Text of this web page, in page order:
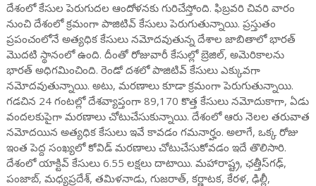
దేశంలో కేసుల పెరుగుదల ఆందోళనకు గురిచేస్తోంది. ఫిబ్రవరి చివరి వారం
నుంచి దేశంలో క్రమంగా పాజిటివ్ కేసులు పెరుగుతున్నాయి. ప్రస్తుతం
ప్రపంచంలోనే అత్యధిక కేసులు నమోదవుతున్న దేశాల జాబితాలో భారత్
మొదటి స్థానంలో ఉంది. దీంతో రోజువారీ కేసుల్లో బ్రెజిల్, అమెరికాలను
భారత్ అధిగమించింది. రెండో దశలో పాజిటివ్ కేసులు ఎక్కువగా
నమోదవుతున్నాయి. అటు, మరణాలు కూడా క్రమంగా పెరుగుతున్నాయి.
గడచిన 24 గంటల్లో దేశవ్యాప్తంగా 89,170 కొత్త కేసులు నమోదుకాగా, ఏడు
వందలకుపైగా మరణాలు చోటుచేసుకున్నాయి. దేశంలో ఆరు నెలల తరువాత
నమోదయిన అత్యధిక కేసులు ఇవే కావడం గమనార్హం. అలాగే, ఒక్క రోజు
ఇంత పెద్ద సంఖ్యలో కోవిడ్ మరణాలు చోటుచేసుకోవడం ఇదే తొలిసారి.
దేశంలో యాక్టివ్ కేసులు 6.55 లక్షలు దాటాయి. మహారాష్ట్ర, ఛత్తీస్‌గఢ్,
పంజాబ్, మధ్యప్రదేశ్, తమిళనాడు, గుజరాత్, కర్ణాటక, కేరళ, ఢిల్లీ,